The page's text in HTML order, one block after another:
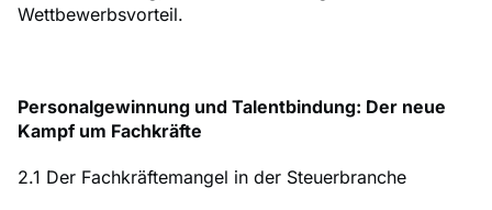
Wettbewerbsvorteil.
Personalgewinnung und Talentbindung: Der neue
Kampf um Fachkräfte
2.1 Der Fachkräftemangel in der Steuerbranche